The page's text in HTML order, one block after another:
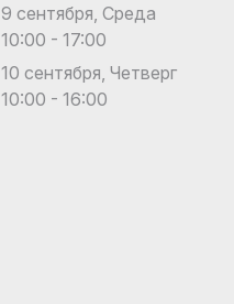
9 сентября, Среда
10:00 - 17:00
10 сентября, Четверг
10:00 - 16:00